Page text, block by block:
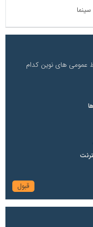
عمومی های نوین کدام